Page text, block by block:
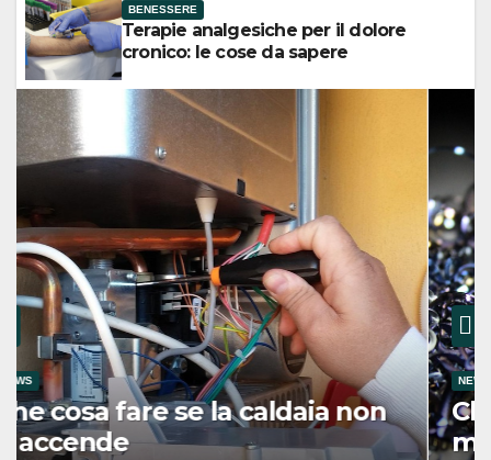
BENESSERE
Terapie analgesiche per il dolore
cronico: le cose da sapere
NEWS
Che cosa sono i trucioli
metallici: gestione e consigli